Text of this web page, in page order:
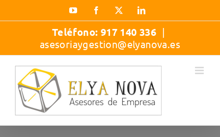
contenido
YouTubeFacebook LinkedIn
Teléfono: 917 140 336 |
asesoriaygestion@elyanova.es